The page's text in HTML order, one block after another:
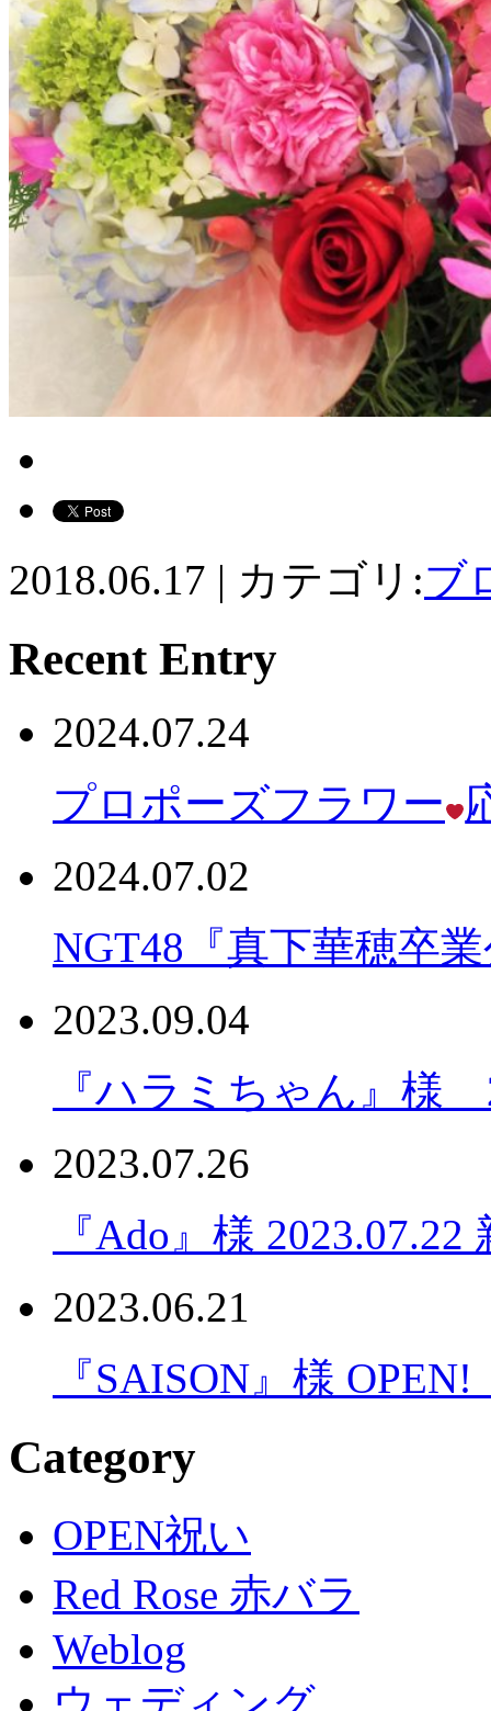
2018.06.17 | カテゴリ:ブ
Recent Entry
2024.07.24
プロポーズフラワー
2024.07.02
NGT48『真下華穂卒
2023.09.04
『ハラミちゃん』様
2023.07.26
『Ado』様
2023.06.21
『SAISON』様
Category
OPEN祝い
Red Rose 赤バラ
Weblog